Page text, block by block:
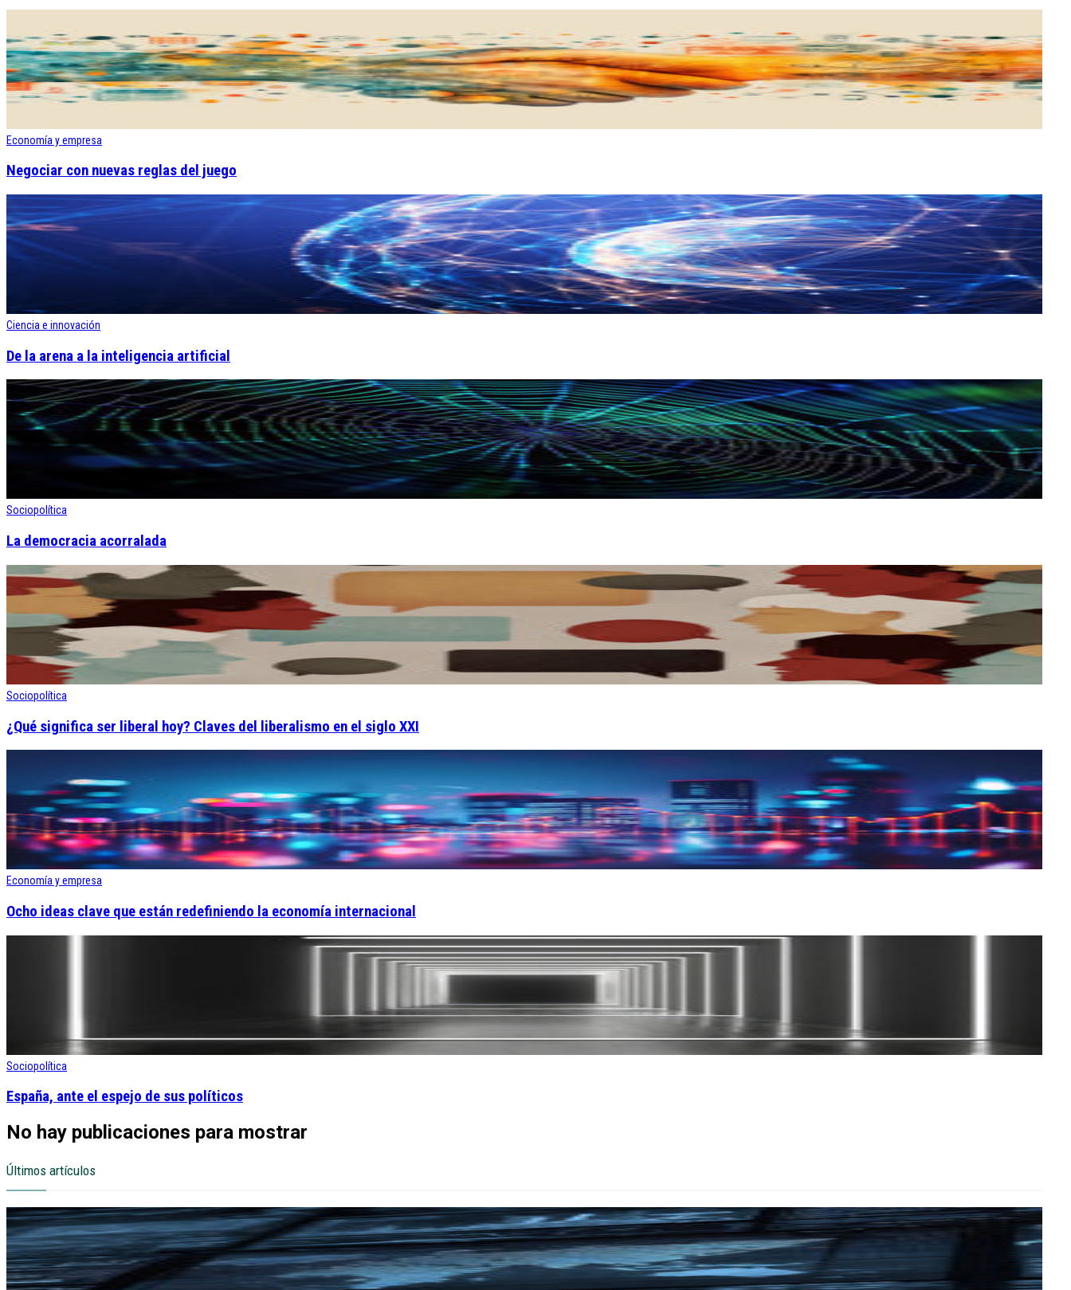
Economía y empresa
Negociar con nuevas reglas del juego
Ciencia e innovación
De la arena a la inteligencia artificial
Sociopolítica
La democracia acorralada
Sociopolítica
¿Qué significa ser liberal hoy? Claves del liberalismo en el siglo XXI
Economía y empresa
Ocho ideas clave que están redefiniendo la economía internacional
Sociopolítica
España, ante el espejo de sus políticos
No hay publicaciones para mostrar
Últimos artículos